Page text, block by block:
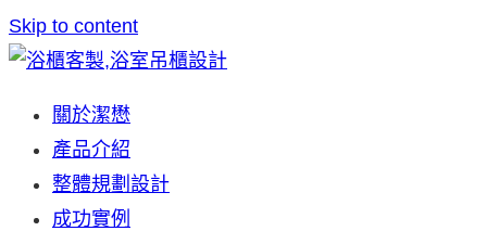
Skip to content
關於潔懋
產品介紹
整體規劃設計
成功實例